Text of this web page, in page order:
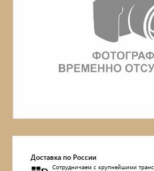
Комоды, тумбы
Мебель с искусственным
Детские кровати и диваны
Доставка по России
Сотрудничаем с крупнейшими